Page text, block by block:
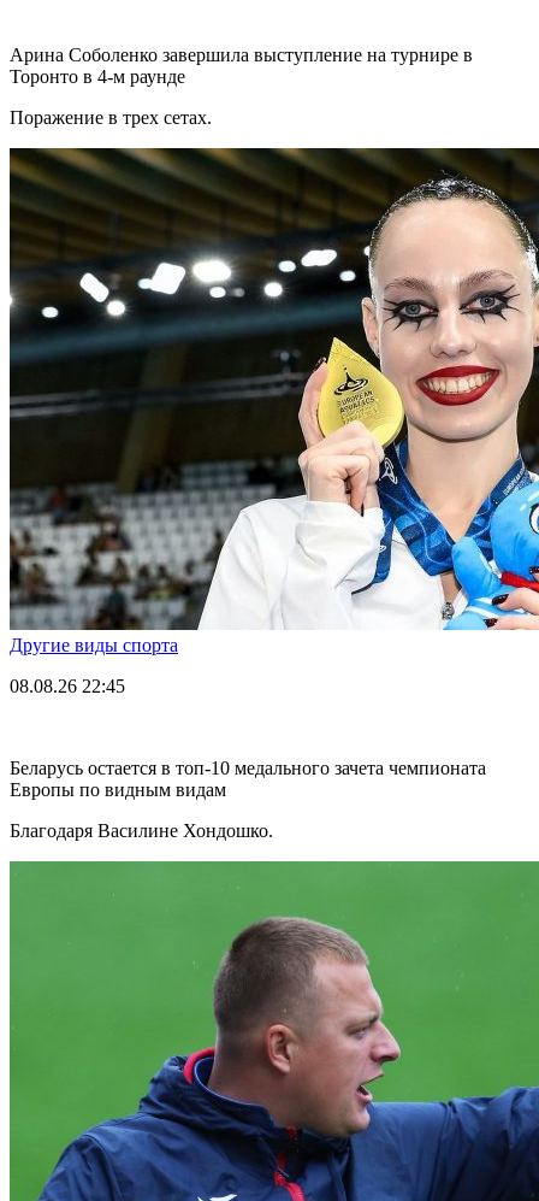
Арина Соболенко завершила выступление на турнире в
Торонто в 4-м раунде
Поражение в трех сетах.
Другие виды спорта
08.08.26 22:45
Беларусь остается в топ-10 медального зачета чемпионата
Европы по видным видам
Благодаря Василине Хондошко.